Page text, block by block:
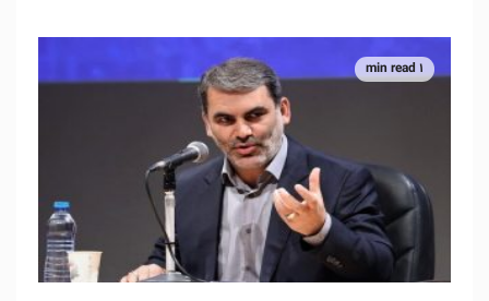
1 min read